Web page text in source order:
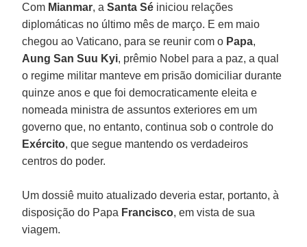
Com Mianmar, aSanta Sé iniciou relações
diplomáticas no último mês de março. E em maio
chegou ao Vaticano, para se reunir com o Papa,
Aung San Suu Kyi, prêmio Nobel para a paz, a qual
o regime militar manteve em prisão domiciliar durante
quinze anos e que foi democraticamente eleita e
nomeada ministra de assuntos exteriores em um
governo que, no entanto, continua sob o controle do
Exército, que segue mantendo os verdadeiros
centros do poder.
Um dossiê muito atualizado deveria estar, portanto, à
disposição do Papa Francisco, em vista de sua
viagem.